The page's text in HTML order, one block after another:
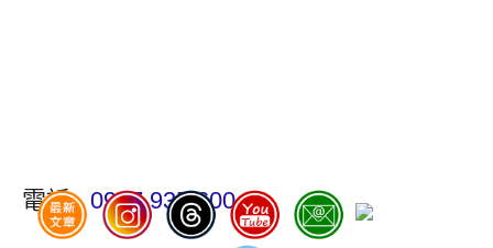
電話: 0987 935 600